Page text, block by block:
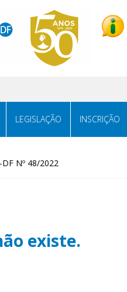
LEGISLAÇÃO INSCRIÇÃO
Nº 48/2022
existe.